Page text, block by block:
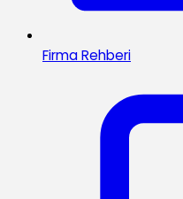
Firma Rehberi